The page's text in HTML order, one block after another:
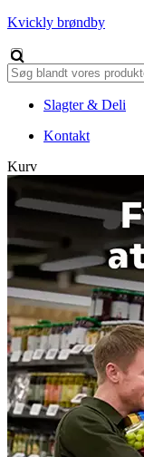
Kvickly brøndby
Slagter & Deli
Kontakt
Kurv